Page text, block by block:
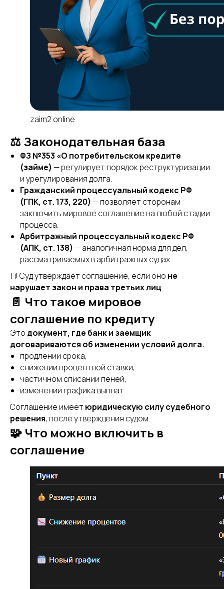
zaim2.online
⚖️ Законодательная база
ФЗ №353 «О потребительском кредите
(займе) — регулирует порядок реструктуризации
и урегулирования долга.
Гражданский процессуальный кодекс РФ
(ГПК, ст. 173, 220) — позволяет сторонам
заключить мировое соглашение на любой стадии
процесса.
Арбитражный процессуальный кодекс РФ
(АПК, ст. 138) — аналогичная норма для дел,
рассматриваемых в арбитражных судах.
📘 Суд утверждает соглашение, если оно не
нарушает закон и права третьих лиц.
📄 Что такое мировое
соглашение по кредиту
Это документ, где банк и заемщик
договариваются об изменении условий долга:
продлении срока,
снижении процентной ставки,
частичном списании пеней,
изменении графика выплат.
Соглашение имеетюридическую силу судебного
решения, после утверждения судом.
🧩 Что можно включить в
соглашение